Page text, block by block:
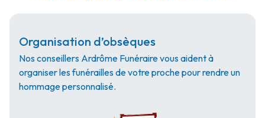
Organisation d’obsèques
Nos conseillers Ardrôme Funéraire vous aident à
organiser les funérailles de votre proche pour rendre un
hommage personnalisé.